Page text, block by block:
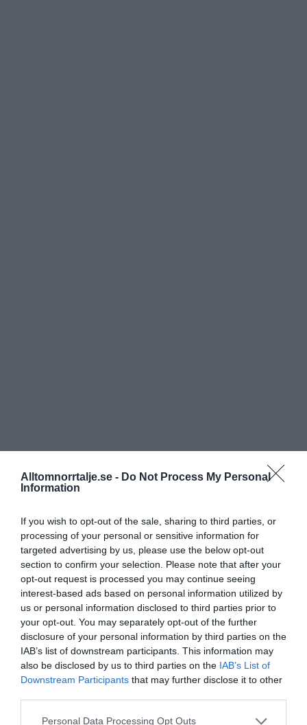
Alltomnorrtalje.se - Do Not Process My Personal
Information
If you wish to opt-out of the sale, sharing to third parties, or
processing of your personal or sensitive information for
targeted advertising by us, please use the below opt-out
section to confirm your selection. Please note that after your
opt-out request is processed you may continue seeing
interest-based ads based on personal information utilized by
us or personal information disclosed to third parties prior to
your opt-out. You may separately opt-out of the further
disclosure of your personal information by third parties on the
IAB’s list of downstream participants. This information may
also be disclosed by us to third parties on the IAB’s List of
Downstream Participants that may further disclose it to other
Personal Data Processing Opt Outs